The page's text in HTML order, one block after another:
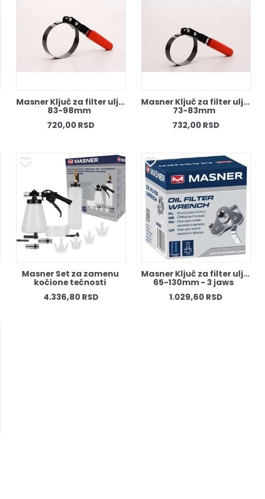
Masner Ključ za filter ulja
83-98mm
720,00 RSD
Masner Ključ za filter ulja
73-83mm
732,00 RSD
Masner Set za zamenu
kočione tečnosti
4.336,80 RSD
Masner Ključ za filter ulja
65-130mm - 3 jaws
1.029,60 RSD